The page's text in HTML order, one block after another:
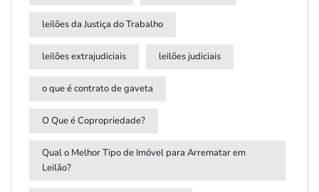
leilões da Justiça do Trabalho
leilões extrajudiciais leilões judiciais
o que é contrato de gaveta
O Que é Copropriedade?
Qual o Melhor Tipo de Imóvel para Arrematar em
Leilão?